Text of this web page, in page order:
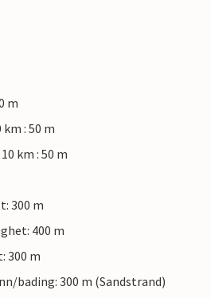
m
: 50 m
km : 50 m
300 m
400 m
300 m
bading: 300 m (Sandstrand)